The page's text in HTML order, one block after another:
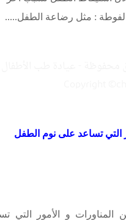
الفوطة : مثل رضاعة الطفل.....
التي تساعد على نوم الطفل
المناورات و الأمور التي